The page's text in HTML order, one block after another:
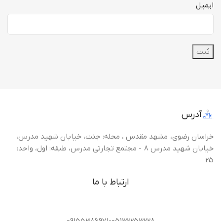
ایمیل
آدرس
خراسان رضوی، مشهد مقدس ، محله: جنت، خیابان شهید مدرس،
خیابان شهید مدرس 8 - مجتمع تجارتی مدرس، طبقه: اول، واحد:
25
ارتباط با ما